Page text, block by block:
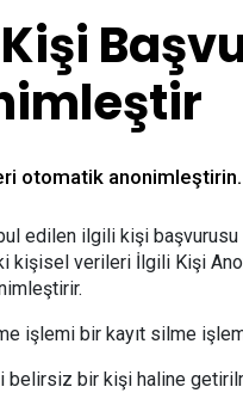
otomatik anonimleştirin.
edilen ilgili kişi
kişisel verileri İlgili Kişi
işlemi bir kayıt silme
belirsiz bir kişi haline